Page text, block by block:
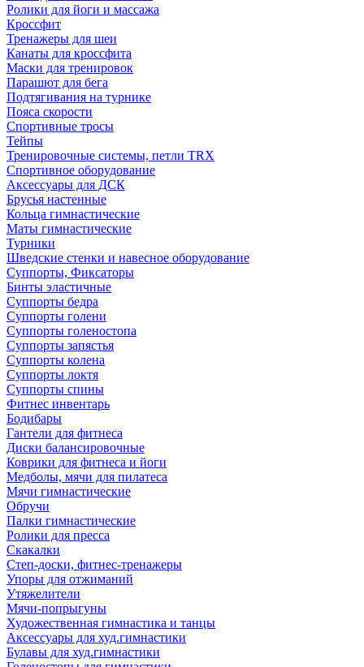
Ролики для йоги и массажа
Кроссфит
Тренажеры для шеи
Канаты для кроссфита
Маски для тренировок
Парашют для бега
Подтягивания на турнике
Пояса скорости
Спортивные тросы
Тейпы
Тренировочные системы, петли TRX
Спортивное оборудование
Аксессуары для ДСК
Брусья настенные
Кольца гимнастические
Маты гимнастические
Турники
Шведские стенки и навесное оборудование
Суппорты, Фиксаторы
Бинты эластичные
Суппорты бедра
Суппорты голени
Суппорты голеностопа
Суппорты запястья
Суппорты колена
Суппорты локтя
Суппорты спины
Фитнес инвентарь
Бодибары
Гантели для фитнеса
Диски балансировочные
Коврики для фитнеса и йоги
Медболы, мячи для пилатеса
Мячи гимнастические
Обручи
Палки гимнастические
Ролики для пресса
Скакалки
Степ-доски, фитнес-тренажеры
Упоры для отжиманий
Утяжелители
Мячи-попрыгуны
Художественная гимнастика и танцы
Аксессуары для худ.гимнастики
Булавы для худ.гимнастики